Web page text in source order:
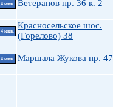
4 ккв. Ветеранов пр. 36 к. 2
4 ккв.
Красносельское шос.
(Горелово) 38
4 ккв. Маршала Жукова пр. 47